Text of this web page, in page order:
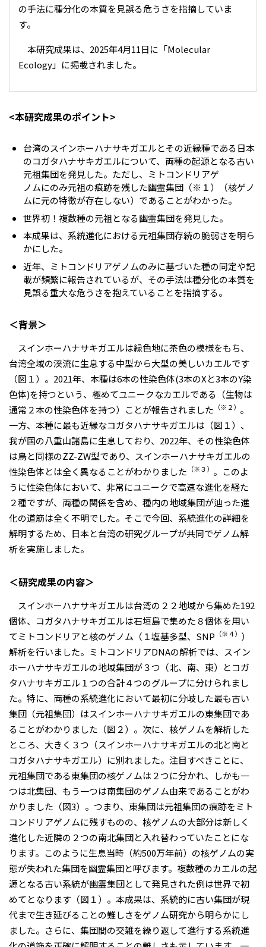
の手法に種分化の本質を見誤る危うさを指摘していま
す。
本研究成果は、2025年4月11日に「Molecular
Ecology」に掲載されました。
<本研究成果のポイント>
台湾のスインホーハナサキガエルとその近縁種である日本
のコガタハナサキガエルについて、両種の起源となる古い
元祖集団を発見した。ただし、ミトコンドリアゲ
ノムにのみ元祖の痕跡を残した幽霊集団（※１）（核ゲノ
ムに元の特徴が存在しない）であることがわかった。
世界初！複数種の元祖となる幽霊集団を発見した。
本成果は、系統進化における元祖集団存続の脆弱さを明ら
かにした。
近年、ミトコンドリアゲノムのみに基づいた種の同定や記
載が頻繁に報告されているが、その手法は種分化の本質を
見誤る重大な危うさを抱えていることを指摘する。
＜背景＞
スインホーハナサキガエルは緑色地に茶色の模様をもち、
台湾全域の渓流に生息する中型から大型の美しいカエルです
（図１）。2021年、本種は6本の性染色体(3本のXと3本のY染
色体)を持つという、極めてユニークなカエルである（生物は
通常２本の性染色体を持つ）ことが報告されました （※２） 。
一方、本種に最も近縁なコガタハナサキガエルは（図１）、
我が国の八重山諸島に生息しており、2022年、その性染色体
は鳥と同様のZZ-ZW型であり、スインホーハナサキガエルの
性染色体とは全く異なることがわかりました （※３） 。このよ
うに性染色体において、非常にユニークで高速な進化を経た
２種ですが、両種の関係を含め、種内の地域集団が辿った進
化の道筋は全く不明でした。そこで今回、系統進化の詳細を
解明するため、日本と台湾の研究グループが共同でゲノム解
析を実施しました。
＜研究成果の内容＞
スインホーハナサキガエルは台湾の２２地域から集めた192
個体、コガタハナサキガエルは石垣島で集めた８個体を用い
てミトコンドリアと核のゲノム（１塩基多型、SNP （※４） ）
解析を行いました。ミトコンドリアDNAの解析では、スイン
ホーハナサキガエルの地域集団が３つ（北、南、東）とコガ
タハナサキガエル１つの合計４つのグループに分けられまし
た。特に、両種の系統進化において最初に分岐した最も古い
集団（元祖集団）はスインホーハナサキガエルの東集団であ
ることがわかりました（図２）。次に、核ゲノムを解析した
ところ、大きく３つ（スインホーハナサキガエルの北と南と
コガタハナサキガエル）に別れました。注目すべきことに、
元祖集団である東集団の核ゲノムは２つに分かれ、しかも一
つは北集団、もう一つは南集団のゲノム由来であることがわ
かりました（図3）。つまり、東集団は元祖集団の痕跡をミト
コンドリアゲノムに残すものの、核ゲノムの大部分は新しく
進化した近隣の２つの南北集団と入れ替わっていたことにな
ります。このように生息当時（約500万年前）の核ゲノムの実
態が失われた集団を幽霊集団と呼びます。複数種のカエルの起
源となる古い系統が幽霊集団として発見された例は世界で初
めてとなります（図１）。本成果は、系統的に古い集団が現
代まで生き延びることの難しさをゲノム研究から明らかにし
ました。さらに、集団間の交雑を繰り返して進行する系統進